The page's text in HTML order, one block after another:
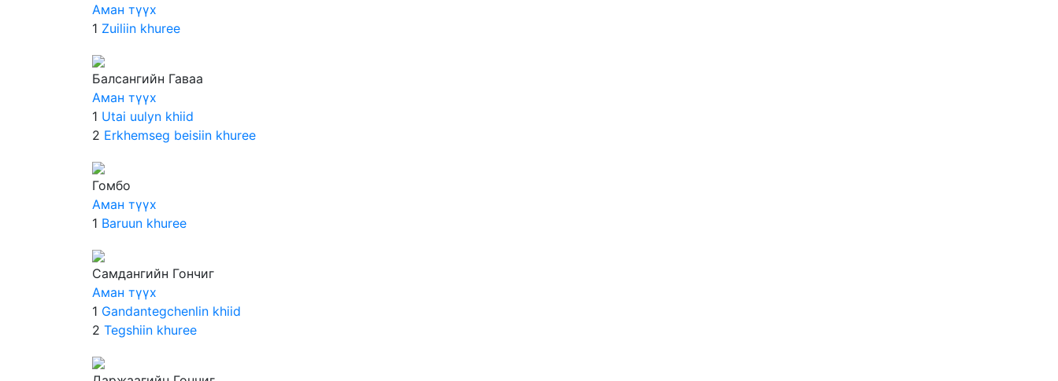
Аман түүх
1 Zuiliin khuree
Балсангийн Гаваа
Аман түүх
1 Utai uulyn khiid
2 Erkhemseg beisiin khuree
Гомбо
Аман түүх
1 Baruun khuree
Самдангийн Гончиг
Аман түүх
1 Gandantegchenlin khiid
2 Tegshiin khuree